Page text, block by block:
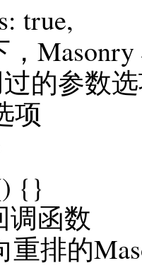
true,
的参数
项
{}
调函数
重排的